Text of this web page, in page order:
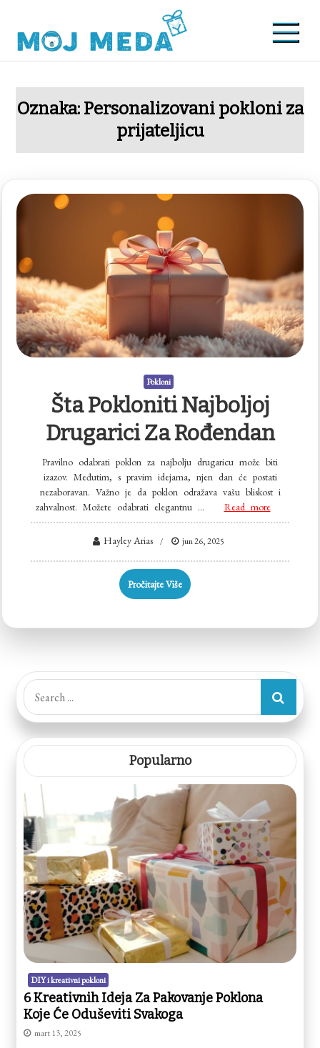
content
Moj meda
Saveti za unikatne i kreativne poklone
Oznaka: Personalizovani pokloni za
prijateljicu
Pokloni
Šta Pokloniti Najboljoj
Drugarici Za Rođendan
Pravilno odabrati poklon za najbolju drugaricu može biti
izazov. Međutim, s pravim idejama, njen dan će postati
nezaboravan. Važno je da poklon odražava vašu bliskost i
zahvalnost. Možete odabrati elegantnu …
Read more
Hayley Arias jun 26, 2025
Pročitajte Više
Search
for:
Popularno
DIY i kreativni pokloni
6 Kreativnih Ideja Za Pakovanje Poklona
Koje Će Oduševiti Svakoga
mart 13, 2025